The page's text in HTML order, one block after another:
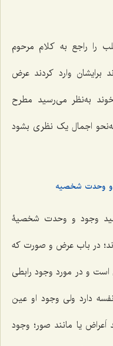
را راجع به کلام مرحوم
برایشان وارد کردند عرض
به‌نظر می‌رسید مطرح
به‌نحو اجمال یک نظری بشود
و وحدت شخصیه
وجود و وحدت شخصیۀ
در باب عرض و صورت که
و در مورد وجود رابطی
دارد ولی وجود او عین
یا مانند صور؛ وجود